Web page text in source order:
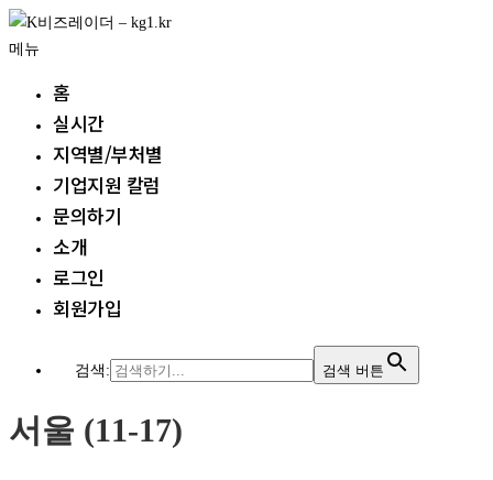
내
용
메뉴
홈
실시간
지역별/부처별
기업지원 칼럼
문의하기
소개
로그인
회원가입
검색: 검색 버튼
서울 (11-17)